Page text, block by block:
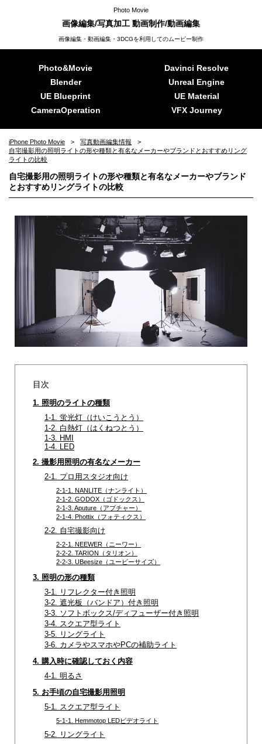
Photo Movie
画像編集/写真加工 動画制作/動画編集
画像編集・動画編集・3DCGを利用してのムービー制作
Photo&Movie
Davinci Resolve
Blender
Unreal Engine
UE Blueprint
UE Material
CameraOperation
VFX Journey
iPhone Photo Movie
写真動画編集情報
自宅撮影用の照明ライトの形や種類と有名なメーカーやブランドとおすすめリング
ライトの比較
自宅撮影用の照明ライトの形や種類と有名なメーカーやブランド
とおすすめリングライトの比較
目次
1. 照明のライトの種類
1-1. 蛍光灯（けいこうとう）
1-2. 白熱灯（はくねつとう）
1-3. HMI
1-4. LED
2. 撮影用照明の有名なメーカー
2-1. プロ用スタジオ向け
2-1-1. NANLITE（ナンライト）
2-1-2. GODOX（ゴドックス）
2-1-3. Aputure（アプチャー）
2-1-4. Phottix（フォティクス）
2-2. 自宅撮影向け
2-2-1. NEEWER（ニーワー）
2-2-2. TARION（タリオン）
2-2-3. UBeesize（ユービーサイズ）
3. 照明の形の種類
3-1. リフレクター付き照明
3-2. 遮光板（バンドア）付き照明
3-3. ソフトボックス/ディフューザー付き照明
3-4. スクエア型ライト
3-5. リングライト
3-6. カメラやスマホやPCの補助ライト
4. 購入時に確認しておく内容
4-1. 明るさ
5. お手頃の自宅撮影用照明
5-1. スクエア型ライト
5-1-1. Hemmotop LEDビデオライト
5-2. リングライト